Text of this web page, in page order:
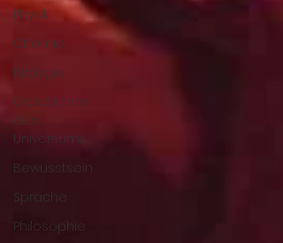
Physik
Chemie
Biologie
Geschichte
des
Universums
Bewusstsein
Sprache
Philosophie